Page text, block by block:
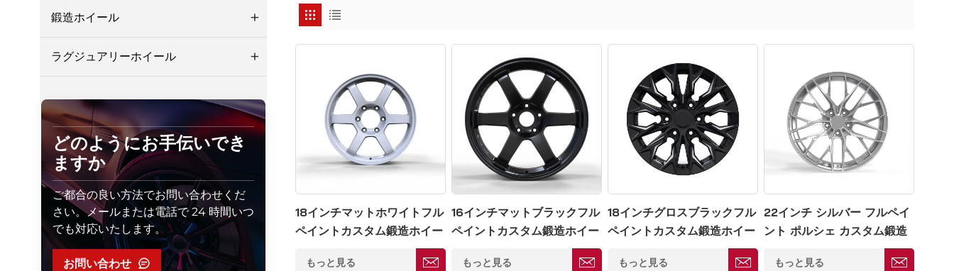
18インチマットホワイトフル
ペイントカスタム鍛造ホイー
もっと見る
16インチマットブラックフル
ペイントカスタム鍛造ホイー
もっと見る
18インチグロスブラックフル
ペイントカスタム鍛造ホイー
もっと見る
22インチ シルバー フルペイ
ント ポルシェ カスタム鍛造
もっと見る
鍛造ホイール
ラグジュアリーホイール
どのようにお手伝いでき
ますか
ご都合の良い方法でお問い合わせくだ
さい。メールまたは電話で 24 時間いつ
でも対応いたします。
お問い合わせ